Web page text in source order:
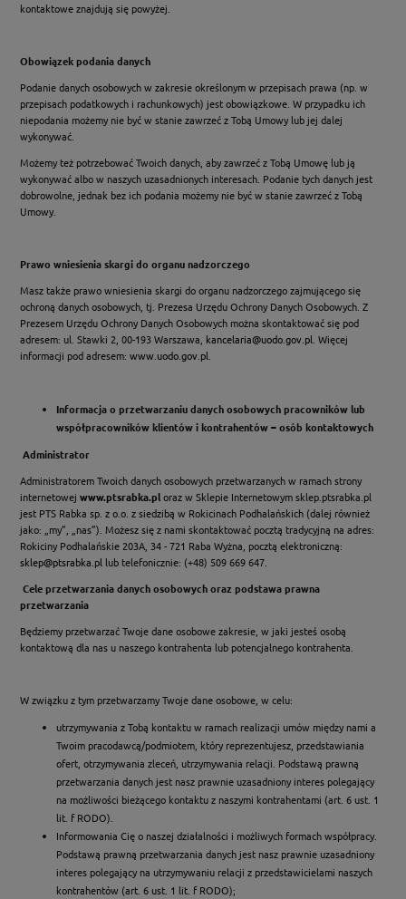
kontaktowe znajdują się powyżej.
Obowiązek podania danych
Podanie danych osobowych w zakresie określonym w przepisach prawa (np. w
przepisach podatkowych i rachunkowych) jest obowiązkowe. W przypadku ich
niepodania możemy nie być w stanie zawrzeć z Tobą Umowy lub jej dalej
wykonywać.
Możemy też potrzebować Twoich danych, aby zawrzeć z Tobą Umowę lub ją
wykonywać albo w naszych uzasadnionych interesach. Podanie tych danych jest
dobrowolne, jednak bez ich podania możemy nie być w stanie zawrzeć z Tobą
Umowy.
Prawo wniesienia skargi do organu nadzorczego
Masz także prawo wniesienia skargi do organu nadzorczego zajmującego się
ochroną danych osobowych, tj. Prezesa Urzędu Ochrony Danych Osobowych. Z
Prezesem Urzędu Ochrony Danych Osobowych można skontaktować się pod
adresem: ul. Stawki 2, 00-193 Warszawa, kancelaria@uodo.gov.pl . Więcej
informacji pod adresem: www.uodo.gov.pl
Informacja o przetwarzaniu danych osobowych pracowników lub
współpracowników klientów i kontrahentów – osób kontaktowych
Administrator
Administratorem Twoich danych osobowych przetwarzanych w ramach strony
internetowej www.ptsrabka.ploraz w Sklepie Internetowym sklep.ptsrabka.pl
jest PTS Rabka sp. z o.o. z siedzibą w Rokicinach Podhalańskich (dalej również
jako: „my”, „nas”). Możesz się z nami skontaktować pocztą tradycyjną na adres:
Rokiciny Podhalańskie 203A, 34 - 721 Raba Wyżna, pocztą elektroniczną:
sklep@ptsrabka.pl lub telefonicznie: (+48) 509 669 647.
Cele przetwarzania danych osobowych oraz podstawa prawna
przetwarzania
Będziemy przetwarzać Twoje dane osobowe zakresie, w jaki jesteś osobą
kontaktową dla nas u naszego kontrahenta lub potencjalnego kontrahenta.
W związku z tym przetwarzamy Twoje dane osobowe, w celu:
utrzymywania z Tobą kontaktu w ramach realizacji umów między nami a
Twoim pracodawcą/podmiotem, który reprezentujesz, przedstawiania
ofert, otrzymywania zleceń, utrzymywania relacji. Podstawą prawną
przetwarzania danych jest nasz prawnie uzasadniony interes polegający
na możliwości bieżącego kontaktu z naszymi kontrahentami (art. 6 ust. 1
lit. f RODO).
Informowania Cię o naszej działalności i możliwych formach współpracy.
Podstawą prawną przetwarzania danych jest nasz prawnie uzasadniony
interes polegający na utrzymywaniu relacji z przedstawicielami naszych
kontrahentów (art. 6 ust. 1 lit. f RODO);